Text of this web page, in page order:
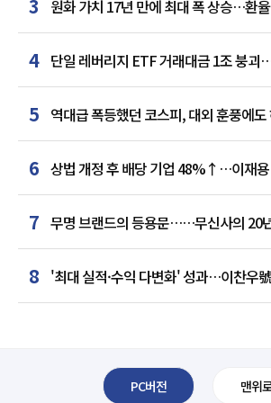
3 원화 가치 17년 만에 최대 폭 상승…환
4 단일 레버리지 ETF 거래대금 1조 붕괴
5 역대급 폭등했던 코스피, 대외 훈풍에
급락
6 상법 개정 후 배당 기업 48%↑…이재
최다'
7 무명 브랜드의 등용문……무신사의 20
8 '최대 실적·수익 다변화' 성과…이찬우
말년 성장 박차
PC버전 맨위